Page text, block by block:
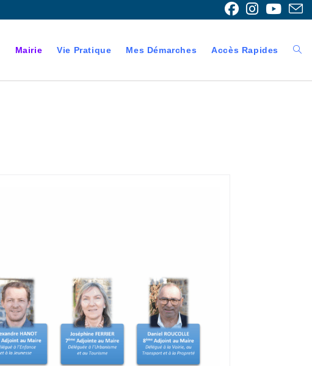
Mairie Vie Pratique Mes Démarches Accès Rapides